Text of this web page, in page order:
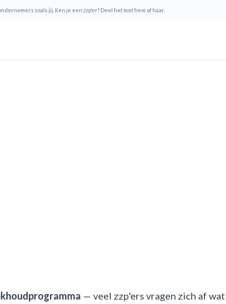
zoals jij. Ken je een zzp'er? Deel het met hem of haar.
— veel zzp'ers vragen zich af wat